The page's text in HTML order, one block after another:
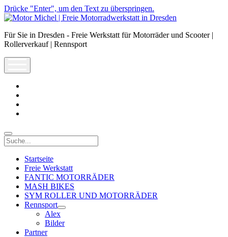
Drücke "Enter", um den Text zu überspringen.
Motor
|
Freie
Dresden
Für Sie in Dresden - Freie Werkstatt für Motorräder und Scooter |
Rollerverkauf | Rennsport
Suche
Startseite
Freie Werkstatt
FANTIC MOTORRÄDER
MASH BIKES
SYM ROLLER UND MOTORRÄDER
Rennsport
open
menu
Alex
Bilder
Partner